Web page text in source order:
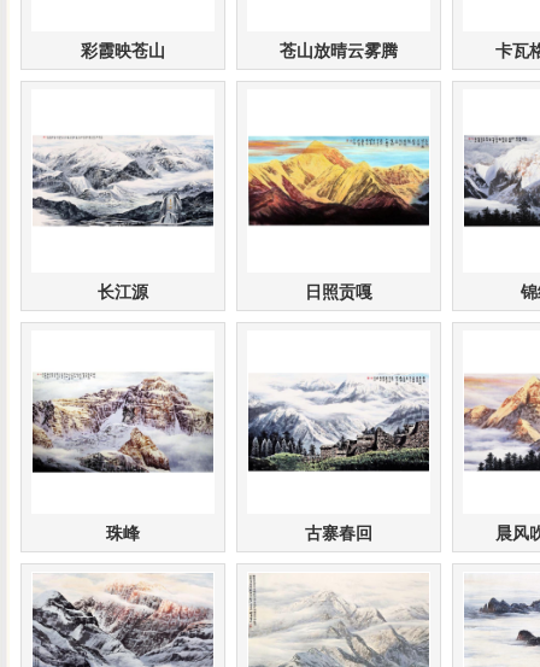
彩霞映苍山 苍山放晴云雾腾 卡瓦
长江源 日照贡嘎
珠峰 古寨春回 晨风